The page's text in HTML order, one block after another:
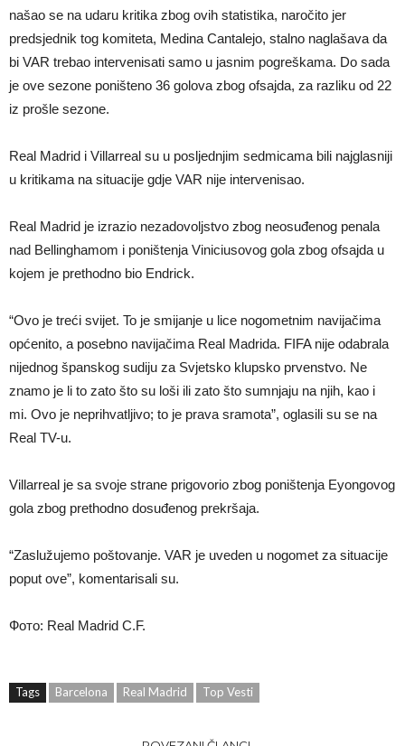
našao se na udaru kritika zbog ovih statistika, naročito jer
predsjednik tog komiteta, Medina Cantalejo, stalno naglašava da
bi VAR trebao intervenisati samo u jasnim pogreškama. Do sada
je ove sezone poništeno 36 golova zbog ofsajda, za razliku od 22
iz prošle sezone.
Real Madrid i Villarreal su u posljednjim sedmicama bili najglasniji
u kritikama na situacije gdje VAR nije intervenisao.
Real Madrid je izrazio nezadovoljstvo zbog neosuđenog penala
nad Bellinghamom i poništenja Viniciusovog gola zbog ofsajda u
kojem je prethodno bio Endrick.
“Ovo je treći svijet. To je smijanje u lice nogometnim navijačima
općenito, a posebno navijačima Real Madrida. FIFA nije odabrala
nijednog španskog sudiju za Svjetsko klupsko prvenstvo. Ne
znamo je li to zato što su loši ili zato što sumnjaju na njih, kao i
mi. Ovo je neprihvatljivo; to je prava sramota”, oglasili su se na
Real TV-u.
Villarreal je sa svoje strane prigovorio zbog poništenja Eyongovog
gola zbog prethodno dosuđenog prekršaja.
“Zaslužujemo poštovanje. VAR je uveden u nogomet za situacije
poput ove”, komentarisali su.
Фото: Real Madrid C.F.
Tags Barcelona Real Madrid Top Vesti